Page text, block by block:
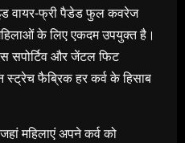
वायर-फ्री पैडेड फुल कवरेज
के लिए एकदम उपयुक्त है।
सपोर्टिव और जेंटल फिट
फैब्रिक हर कर्व के हिसाब
महिलाएं अपने कर्व को